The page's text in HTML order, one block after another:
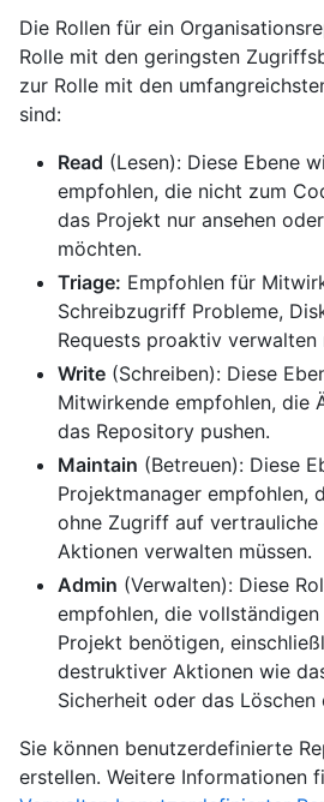
Die Rollen für ein
Rolle mit den geringsten
zur Rolle mit den
sind:
Read (Lesen): Diese Ebene
empfohlen, die nicht zum
das Projekt nur ansehen
möchten.
Triage: Empfohlen für
Schreibzugriff Probleme,
Requests proaktiv verwalten
Write (Schreiben): Diese
Mitwirkende empfohlen, die
das Repository pushen.
Maintain (Betreuen): Diese
Projektmanager empfohlen,
ohne Zugriff auf
Aktionen verwalten müssen.
Admin (Verwalten): Diese
empfohlen, die
Projekt benötigen,
destruktiver Aktionen wie
Sicherheit oder das Löschen
Sie können benutzerdefinierte
erstellen. Weitere Informationen